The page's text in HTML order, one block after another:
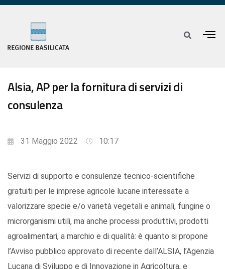
Alsia, AP per la fornitura di servizi di
consulenza
31 Maggio 2022 10:17
Servizi di supporto e consulenze tecnico-scientifiche
gratuiti per le imprese agricole lucane interessate a
valorizzare specie e/o varietà vegetali e animali, fungine o
microrganismi utili, ma anche processi produttivi, prodotti
agroalimentari, a marchio e di qualità: è quanto si propone
l’Avviso pubblico approvato di recente dall’ALSIA, l’Agenzia
Lucana di Sviluppo e di Innovazione in Agricoltura, e